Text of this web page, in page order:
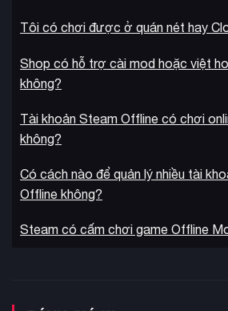
chỉnh ngoại hình của các nhà cai trị và
Tôi có chơi được ở quán nét hay
Shop có hỗ trợ cài mod hoặc việt
không?
Tài khoản Steam Offline có chơi
không?
Có cách nào để quản lý nhiều tài
Offline không?
Steam có cấm chơi game Offline